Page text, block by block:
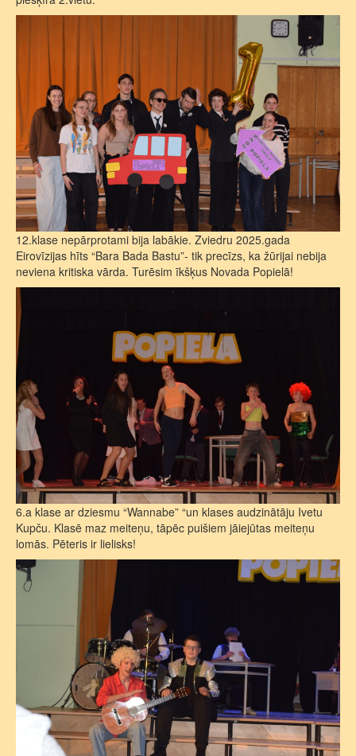
12.klase nepārprotami bija labākie. Zviedru 2025.gada
Eirovīzijas hīts “Bara Bada Bastu”- tik precīzs, ka žūrijai nebija
neviena kritiska vārda. Turēsim īkšķus Novada Popielā!
6.a klase ar dziesmu “Wannabe” “un klases audzinātāju Ivetu
Kupču. Klasē maz meiteņu, tāpēc puišiem jāiejūtas meiteņu
lomās. Pēteris ir lielisks!